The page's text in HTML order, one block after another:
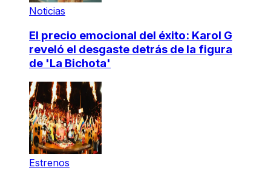
Noticias
El precio emocional del éxito: Karol G
reveló el desgaste detrás de la figura
de 'La Bichota'
Estrenos